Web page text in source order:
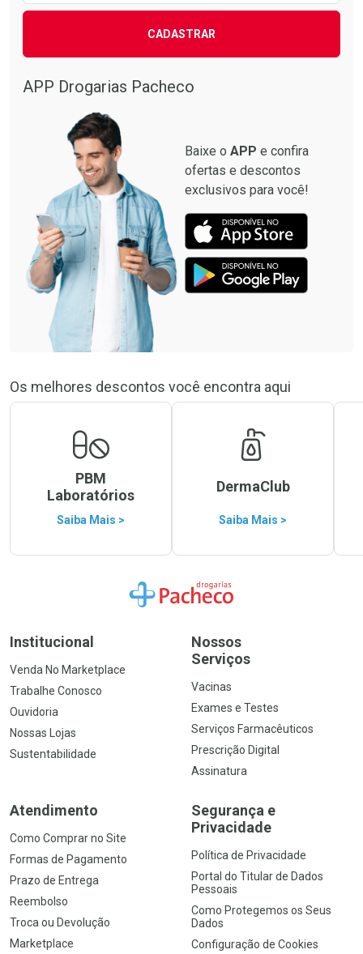
CADASTRAR
APP Drogarias Pacheco
Baixe o APP e confira
ofertas e descontos
exclusivos para você!
Os melhores descontos você encontra aqui
PBM
Laboratórios
Saiba Mais >
DermaClub
Saiba Mais >
Ir para a Home
Institucional
Venda No Marketplace
Trabalhe Conosco
Ouvidoria
Nossas Lojas
Sustentabilidade
Nossos
Serviços
Vacinas
Exames e Testes
Serviços Farmacêuticos
Prescrição Digital
Assinatura
Atendimento
Como Comprar no Site
Formas de Pagamento
Prazo de Entrega
Reembolso
Troca ou Devolução
Marketplace
Segurança e
Privacidade
Política de Privacidade
Portal do Titular de Dados
Pessoais
Como Protegemos os Seus
Dados
Configuração de Cookies